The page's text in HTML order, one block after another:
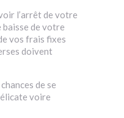
l’arrêt de votre
de votre
vos frais fixes
doivent
de se
voire